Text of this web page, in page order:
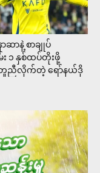
ာနဲ့ စာချုပ်
၁ နှစ်ထပ်တိုးဖို့
ညီလိုက်တဲ့ ရော်နယ်ဒို